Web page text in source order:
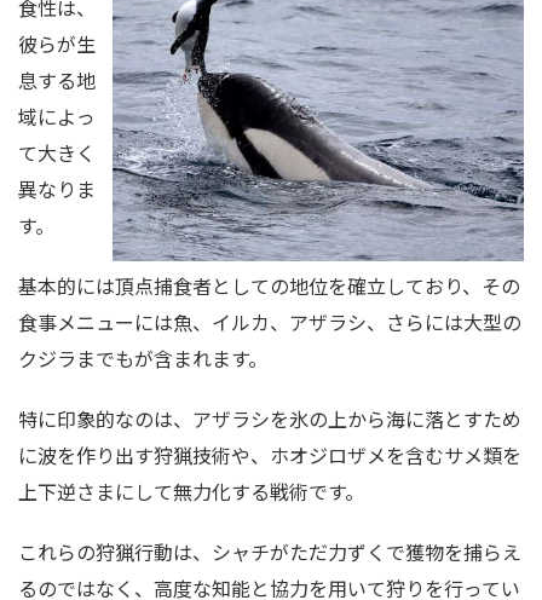
食性は、
彼らが生
息する地
域によっ
て大きく
異なりま
す。
基本的には頂点捕食者としての地位を確立しており、その
食事メニューには魚、イルカ、アザラシ、さらには大型の
クジラまでもが含まれます。
特に印象的なのは、アザラシを氷の上から海に落とすため
に波を作り出す狩猟技術や、ホオジロザメを含むサメ類を
上下逆さまにして無力化する戦術です。
これらの狩猟行動は、シャチがただ力ずくで獲物を捕らえ
るのではなく、高度な知能と協力を用いて狩りを行ってい